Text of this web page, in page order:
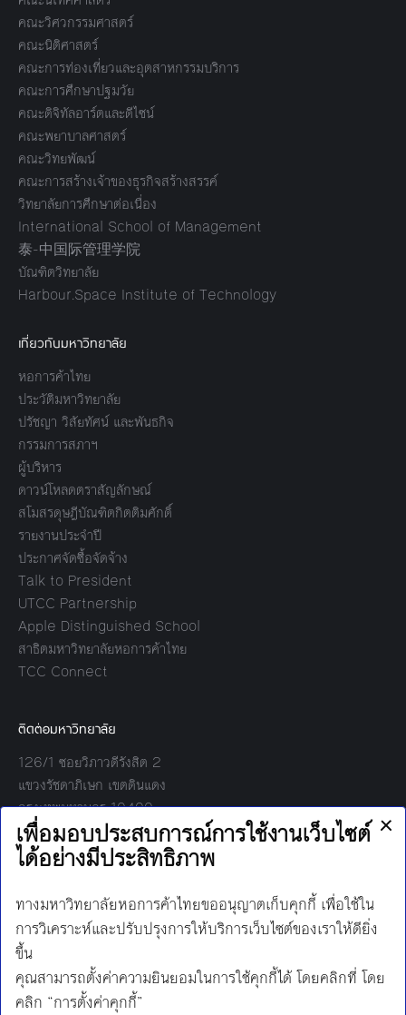
คณะวิศวกรรมศาสตร์
คณะนิติศาสตร์
คณะการท่องเที่ยวและอุตสาหกรรมบริการ
คณะการศึกษาปฐมวัย
คณะดิจิทัลอาร์ตและดีไซน์
คณะพยาบาลศาสตร์
คณะวิทยพัฒน์
คณะการสร้างเจ้าของธุรกิจสร้างสรรค์
วิทยาลัยการศึกษาต่อเนื่อง
International School of Management
泰-中国际管理学院
บัณฑิตวิทยาลัย
Harbour.Space Institute of Technology
เกี่ยวกับมหาวิทยาลัย
หอการค้าไทย
ประวัติมหาวิทยาลัย
ปรัชญา วิสัยทัศน์ และพันธกิจ
กรรมการสภาฯ
ผู้บริหาร
ดาวน์โหลดตราสัญลักษณ์
สโมสรดุษฎีบัณฑิตกิตติมศักดิ์
รายงานประจำปี
ประกาศจัดซื้อจัดจ้าง
Talk to President
UTCC Partnership
Apple Distinguished School
สาธิตมหาวิทยาลัยหอการค้าไทย
TCC Connect
ติดต่อมหาวิทยาลัย
126/1 ซอยวิภาวดีรังสิต 2
แขวงรัชดาภิเษก เขตดินแดง
กรุงเทพมหานคร 10400
โทร:
02-697-6000
เวลาทำการ:
8.30 - 17.00
Find us on:
Facebook
TwitterYouTube
Instagram
LineMail